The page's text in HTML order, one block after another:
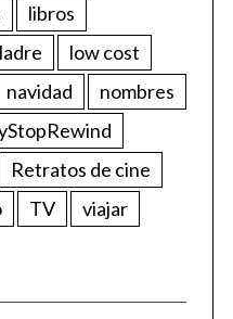
libros
low cost
navidad
nombres
Retratos de cine
TV
viajar